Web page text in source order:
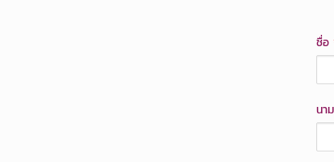
ชื่อ
นา